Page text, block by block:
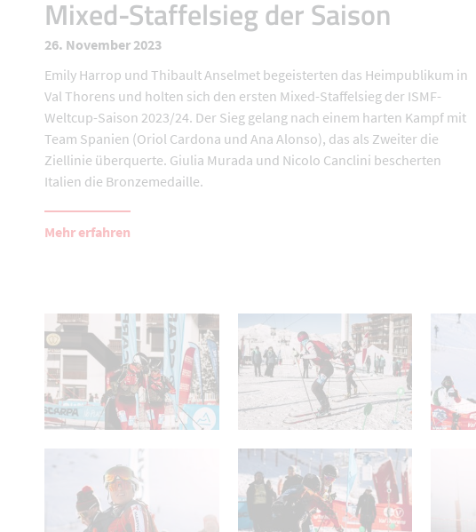
Mixed-Staffelsieg der Saison
26. November 2023
Emily Harrop und Thibault Anselmet begeisterten das Heimpublikum in
Val Thorens und holten sich den ersten Mixed-Staffelsieg der ISMF-
Weltcup-Saison 2023/24. Der Sieg gelang nach einem harten Kampf mit
Team Spanien (Oriol Cardona und Ana Alonso), das als Zweiter die
Ziellinie überquerte. Giulia Murada und Nicolo Canclini bescherten
Italien die Bronzemedaille.
Mehr erfahren